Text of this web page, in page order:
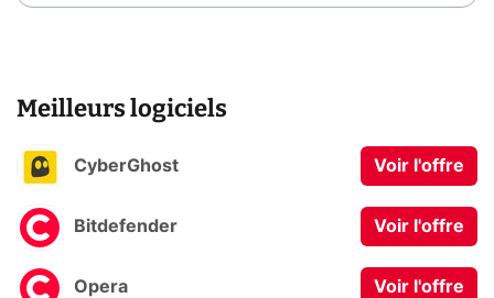
Meilleurs logiciels
CyberGhost Voir l'offre
Bitdefender Voir l'offre
Opera Voir l'offre